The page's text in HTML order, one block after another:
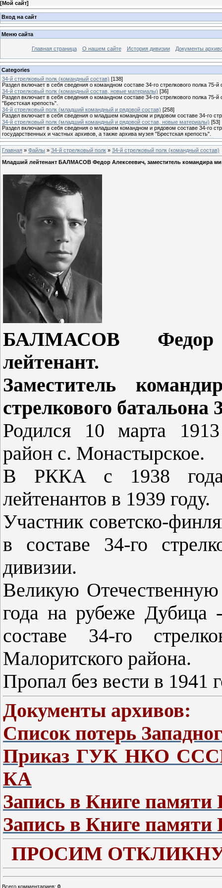
[Мой сайт]
Вход на сайт
Меню сайта
Главная страница О нашем сайте История дивизии Документы
Categories
34-й стрелковый полк (командный состав) [138]
Раздел включает в себя сведения о командном составе 34-го стрелкового полка 75-й
34-й стрелковый полк (командный состав, новые материалы) [36]
Раздел включает в себя сведения о командном составе 34-го стрелкового полка
"Брестская крепость".
34-й стрелковый полк (младший командный и рядовой состав) [258]
Раздел включает в себя сведения о младшем командном и рядовом составе 34-го
34-й стрелковый полк (младший командный и рядовой состав, новые материалы) [53]
Раздел включает в себя сведения о младшем командном и рядовом составе 34-го
государственных и частных архивов, а также архива музея "Брестская крепость".
Главная » Файлы » 34-й стрелковый полк » 34-й стрелковый полк (командный состав)
Младший лейтенант БАЛМАСОВ Федор Алексеевич, заместитель командира
БАЛМАСОВ Федор
лейтенант.
Заместитель
стрелкового батальона
Родился 10 марта
район с. Монастырское.
В РККА с 1938
лейтенантов в 1939 году.
Участник советско-
в составе 34-го
дивизии.
Великую
года на рубеже Дубица
составе 34-го
Малоритского района.
Пропал без вести в 1941
Документы архивов:
Список потерь
Приказ ГУК НКО СССР
КА
Запись в Книге памяти
Запись в Книге памяти
ПРОСИМ
Всего комментариев: 0